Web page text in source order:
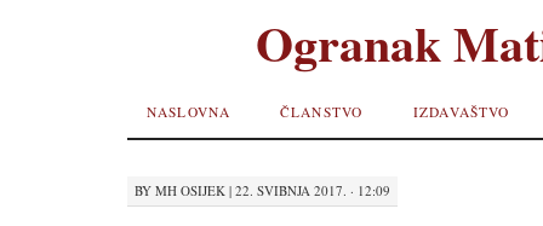
Ogranak
SKIP TO
NASLOVNA ČLANSTVO IZDAVAŠTVO
BY MH OSIJEK | 22. SVIBNJA 2017. · 12:09